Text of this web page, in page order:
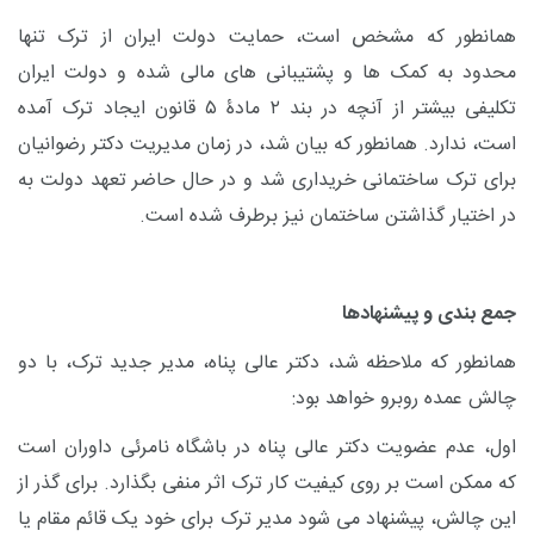
همانطور که مشخص است، حمایت دولت ایران از ترک تنها
محدود به کمک ها و پشتیبانی های مالی شده و دولت ایران
تکلیفی بیشتر از آنچه در بند ۲ مادۀ ۵ قانون ایجاد ترک آمده
است، ندارد. همانطور که بیان شد، در زمان مدیریت دکتر رضوانیان
برای ترک ساختمانی خریداری شد و در حال حاضر تعهد دولت به
در اختیار گذاشتن ساختمان نیز برطرف شده است.
جمع بندی و پیشنهادها
همانطور که ملاحظه شد، دکتر عالی پناه، مدیر جدید ترک، با دو
چالش عمده روبرو خواهد بود:
اول، عدم عضویت دکتر عالی پناه در باشگاه نامرئی داوران است
که ممکن است بر روی کیفیت کار ترک اثر منفی بگذارد. برای گذر از
این چالش، پیشنهاد می شود مدیر ترک برای خود یک قائم مقام یا